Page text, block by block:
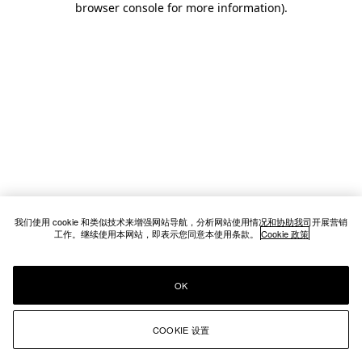
browser console for more information).
我们使用 cookie 和类似技术来增强网站导航，分析网站使用情况和协助我司开展营销
工作。继续使用本网站，即表示您同意本使用条款。 Cookie 政策
COOKIE 设置
OK